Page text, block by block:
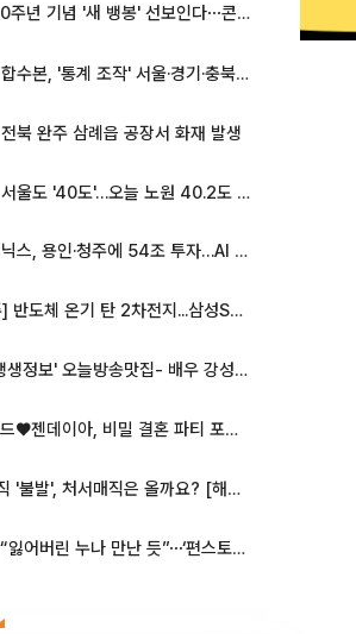
빅뱅, 20주년 기념 '새 뱅봉' 선보인다⋯콘서트 앞두고 팝업 개최
합수본, '통계 조작' 서울·경기·충북 선관위 등 추가 압수수색
전북 완주 삼례읍 공장서 화재 발생
서울도 '40도'…오늘 노원 40.2도 기록
SK하이닉스, 용인·청주에 54조 투자…AI 메모리 생산기지 키운다
[특징주] 반도체 온기 탄 2차전지...삼성SDI, 장 초반 7% 넘게 껑충
'2TV 생생정보' 오늘방송맛집- 배우 강성진 단골! 쌀국수ㆍ푸팟퐁 커리 맛집 '블○○○'
톰 홀랜드♥젠데이아, 비밀 결혼 파티 포착⋯호텔 대관비만 9억
입추매직 '불발', 처서매직은 올까요? [해시태그]
이찬원 “잃어버린 누나 만난 듯”⋯‘편스토랑’서 매력 폭발